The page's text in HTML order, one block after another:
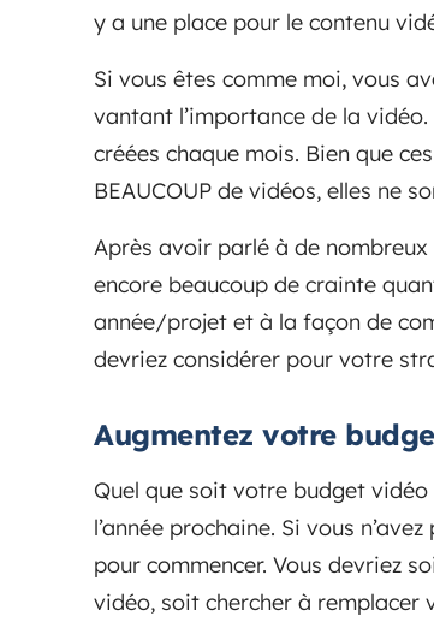
y a une place pour le contenu
Si vous êtes comme moi, vous
vantant l’importance de la
créées chaque mois. Bien que
BEAUCOUP de vidéos, elles ne
Après avoir parlé à de
encore beaucoup de crainte
année/projet et à la façon de
devriez considérer pour votre
Augmentez votre
Quel que soit votre budget
l’année prochaine. Si vous
pour commencer. Vous devriez
vidéo, soit chercher à remplacer